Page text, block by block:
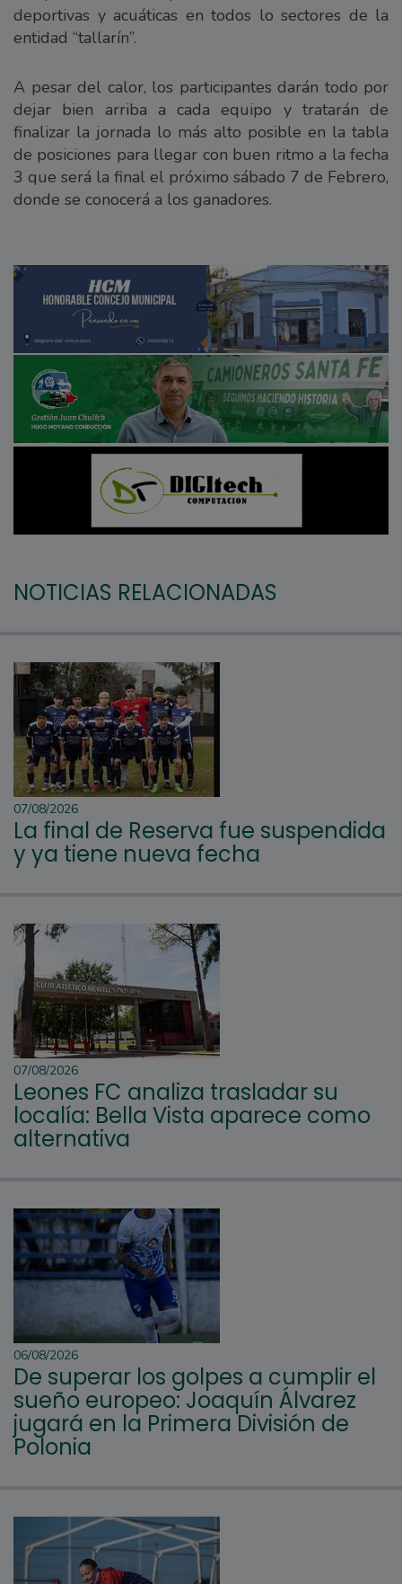
deportivas y acuáticas en todos lo sectores de la
entidad “tallarín”.
A pesar del calor, los participantes darán todo por
dejar bien arriba a cada equipo y tratarán de
finalizar la jornada lo más alto posible en la tabla
de posiciones para llegar con buen ritmo a la fecha
3 que será la final el próximo sábado 7 de Febrero,
donde se conocerá a los ganadores.
NOTICIAS RELACIONADAS
07/08/2026
La final de Reserva fue suspendida
y ya tiene nueva fecha
07/08/2026
Leones FC analiza trasladar su
localía: Bella Vista aparece como
alternativa
06/08/2026
De superar los golpes a cumplir el
sueño europeo: Joaquín Álvarez
jugará en la Primera División de
Polonia